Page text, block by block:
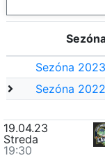
Sezóna
Sezóna
19.04.23
Streda
19:30